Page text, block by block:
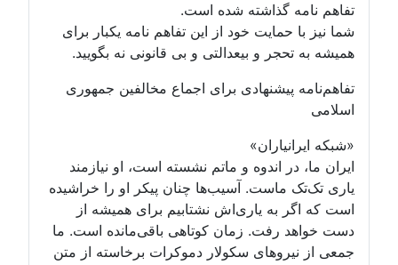
تفاهم نامه گذاشته شده است.
شما نیز با حمایت خود از این تفاهم نامه یکبار برای
همیشه به تحجر و بیعدالتی و بی قانونی نه بگویید.
تفاهم‌نامه پیشنهادی برای اجماع مخالفین جمهوری
اسلامی
«شبکه ایرانیاران»
ایران ما، در اندوه و ماتم نشسته است، او نیازمند
یاری تک‌تک ماست. آسیب‌ها چنان پیکر او را خراشیده
است که اگر به یاری‌اش نشتابیم برای همیشه از
دست خواهد رفت. زمان کوتاهی باقی‌مانده است. ما
جمعی از نیروهای سکولار دموکرات برخاسته از متن